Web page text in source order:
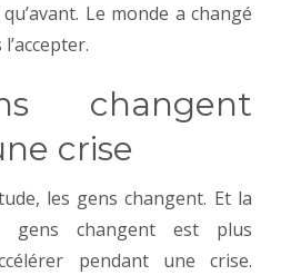
Le monde a changé
changent
crise
les gens changent. Et la
gens changent est plus
pendant une crise.